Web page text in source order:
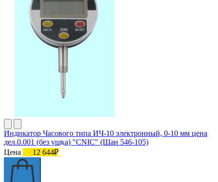
Индикатор Часового типа ИЧ-10 электронный, 0-10 мм цена
дел.0.001 (без ушка) "CNIC" (Шан 546-105)
Цена
12 644₽